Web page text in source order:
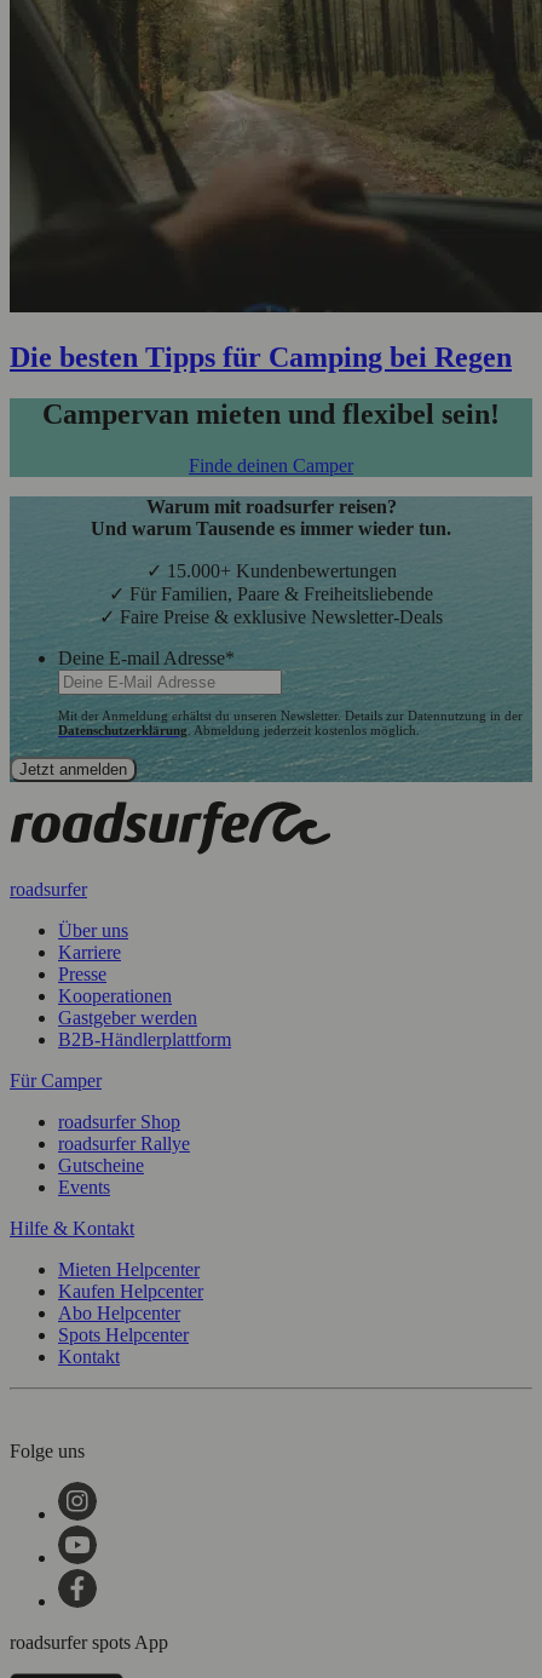
Die besten Tipps für Camping bei Regen
Campervan mieten und flexibel sein!
Finde deinen Camper
Warum mit roadsurfer reisen?
Und warum Tausende es immer wieder tun.
✓ 15.000+ Kundenbewertungen
✓ Für Familien, Paare & Freiheitsliebende
✓ Faire Preise & exklusive Newsletter-Deals
Deine E-mail Adresse*
Mit der Anmeldung erhältst du unseren Newsletter. Details zur Datennutzung in der
Datenschutzerklärung . Abmeldung jederzeit kostenlos möglich.
roadsurfer
Über uns
Karriere
Presse
Kooperationen
Gastgeber werden
B2B-Händlerplattform
Für Camper
roadsurfer Shop
roadsurfer Rallye
Gutscheine
Events
Hilfe & Kontakt
Mieten Helpcenter
Kaufen Helpcenter
Abo Helpcenter
Spots Helpcenter
Kontakt
Folge uns
roadsurfer spots App